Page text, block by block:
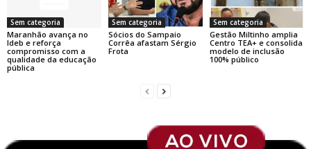
Sem categoria
Maranhão avança no
Ideb e reforça
compromisso com a
qualidade da educação
pública
Sem categoria
Sócios do Sampaio
Corrêa afastam Sérgio
Frota
Sem categoria
Gestão Miltinho amplia
Centro TEA+ e consolida
modelo de inclusão
100% público